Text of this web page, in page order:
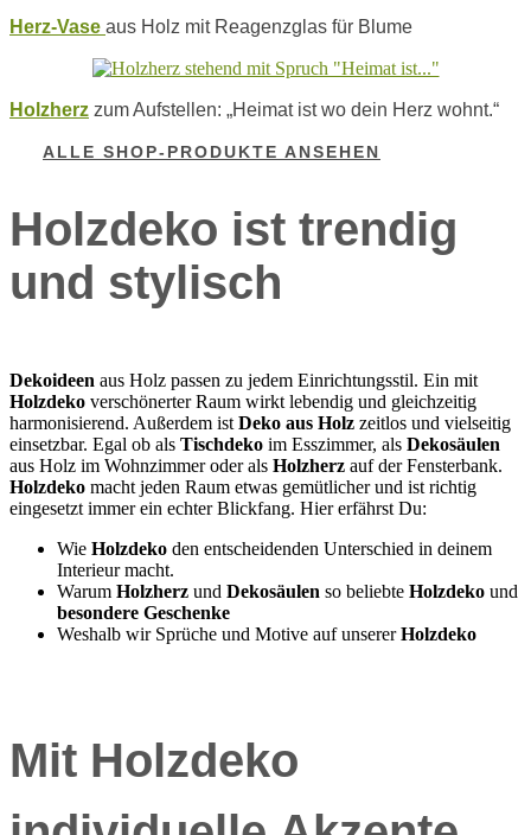
Herz-Vase aus Holz mit Reagenzglas für Blume
Holzherz zum Aufstellen: „Heimat ist wo dein Herz wohnt.“
ALLE SHOP-PRODUKTE ANSEHEN
Holzdeko ist trendig
und stylisch
Dekoideen aus Holz passen zu jedem Einrichtungsstil. Ein mit
Holzdeko verschönerter Raum wirkt lebendig und gleichzeitig
harmonisierend. Außerdem ist Deko aus Holz zeitlos und vielseitig
einsetzbar. Egal ob als Tischdeko im Esszimmer, als Dekosäulen
aus Holz im Wohnzimmer oder als Holzherz auf der Fensterbank.
Holzdeko macht jeden Raum etwas gemütlicher und ist richtig
eingesetzt immer ein echter Blickfang. Hier erfährst Du:
Wie Holzdeko den entscheidenden Unterschied in deinem
Interieur macht.
Warum Holzherz und Dekosäulen so beliebte Holzdeko und
besondere Geschenke
Weshalb wir Sprüche und Motive auf unsererHolzdeko
Mit Holzdeko